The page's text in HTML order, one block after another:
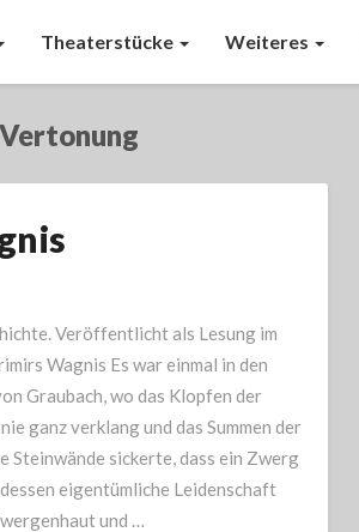
Theaterstücke Weiteres
Vertonung
Veröffentlicht als Lesung im
Wagnis Es war einmal in den
Graubach, wo das Klopfen der
ganz verklang und das Summen der
Steinwände sickerte, dass ein Zwerg
eigentümliche Leidenschaft
und …